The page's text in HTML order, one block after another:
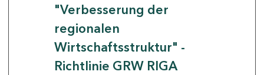
"Verbesserung der
regionalen
Wirtschaftsstruktur" -
Richtlinie GRW RIGA